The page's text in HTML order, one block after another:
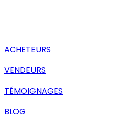
ACHETEURS
VENDEURS
TÉMOIGNAGES
BLOG